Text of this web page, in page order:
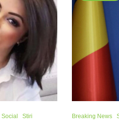
Social Stiri Breaking News